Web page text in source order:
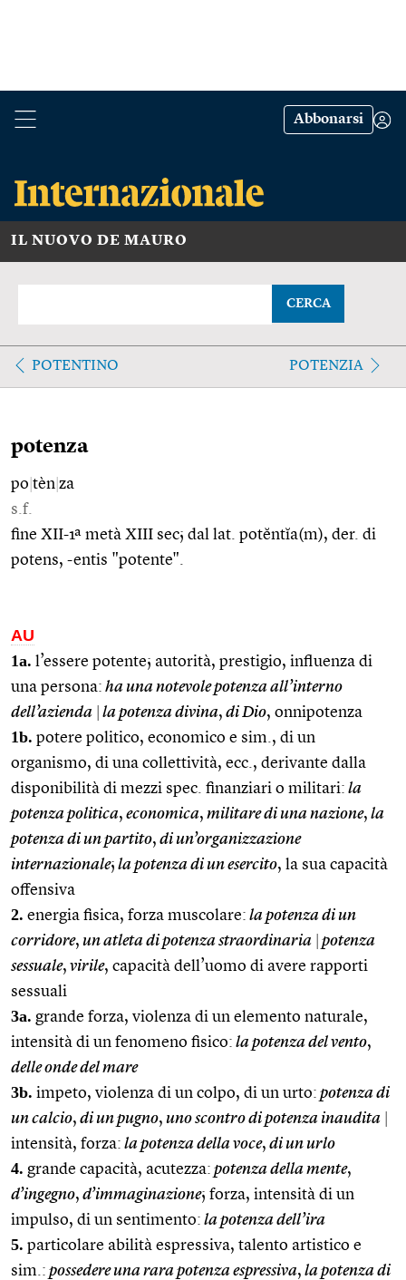
Abbonarsi
IL NUOVO DE MAURO
CERCA
POTENTINO POTENZIA
potenza
po tèn za
s.f.
fine XII-1ª metà XIII sec; dal lat. potĕntĭa(m), der. di
potens, -entis "potente".
AU
1a. l’essere potente; autorità, prestigio, influenza di
una persona: ha una notevole potenza all’interno
dell’azienda
la potenza divina, di Dio, onnipotenza
1b. potere politico, economico e sim., di un
organismo, di una collettività, ecc., derivante dalla
disponibilità di mezzi spec. finanziari o militari: la
potenza politica, economica, militare di una nazione, la
potenza di un partito, di un’organizzazione
internazionale; la potenza di un esercito, la sua capacità
offensiva
2. energia fisica, forza muscolare: la potenza di un
corridore, un atleta di potenza straordinaria
potenza
sessuale, virile, capacità dell’uomo di avere rapporti
sessuali
3a. grande forza, violenza di un elemento naturale,
intensità di un fenomeno fisico: la potenza del vento,
delle onde del mare
3b. impeto, violenza di un colpo, di un urto: potenza di
un calcio, di un pugno, uno scontro di potenza inaudita
intensità, forza: la potenza della voce, di un urlo
4. grande capacità, acutezza: potenza della mente,
d’ingegno, d’immaginazione; forza, intensità di un
impulso, di un sentimento: la potenza dell’ira
5. particolare abilità espressiva, talento artistico e
sim.: possedere una rara potenza espressiva, la potenza di